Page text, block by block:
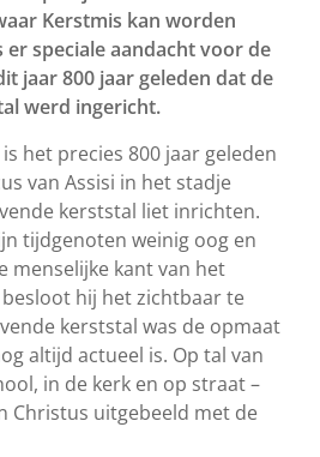
Kerstmis kan worden
er speciale aandacht voor de
jaar 800 jaar geleden dat de
werd ingericht.
het precies 800 jaar geleden
van Assisi in het stadje
kerststal liet inrichten.
tijdgenoten weinig oog en
menselijke kant van het
hij het zichtbaar te
kerststal was de opmaat
altijd actueel is. Op tal van
in de kerk en op straat –
Christus uitgebeeld met de